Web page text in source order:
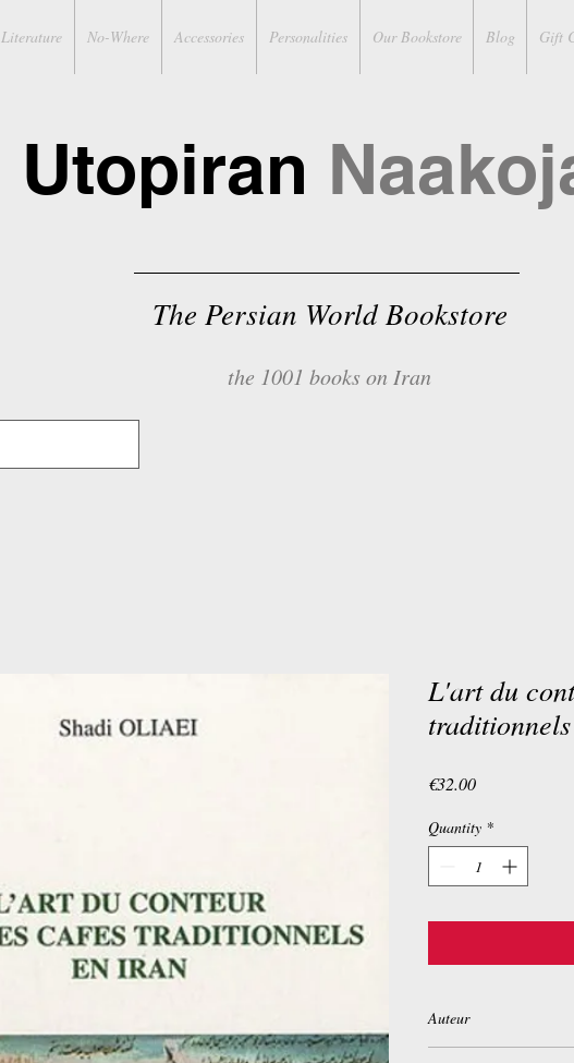
Literature No-Where Accessories Personalities Our Bookstore Blog Gift
Utopiran
The Persian World Bookstore
the 1001 books on Iran
L'art du
€32.00Price
Quantity *
Auteur